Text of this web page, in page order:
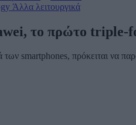
Άλλα λειτουργικά
το πρώτο triple-
smartphones, πρόκειται να